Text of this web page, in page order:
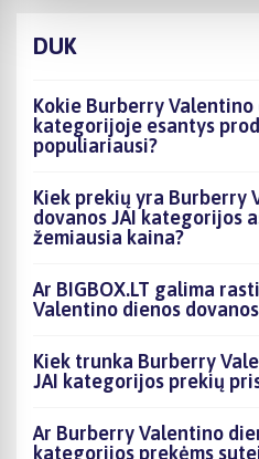
DUK
Kokie Burberry Valentino
kategorijoje esantys
populiariausi?
Kiek prekių yra Burberry
dovanos JAI kategorijos
žemiausia kaina?
Ar BIGBOX.LT galima
Valentino dienos
Kiek trunka Burberry
JAI kategorijos prekių
Ar Burberry Valentino
kategorijos prekėms